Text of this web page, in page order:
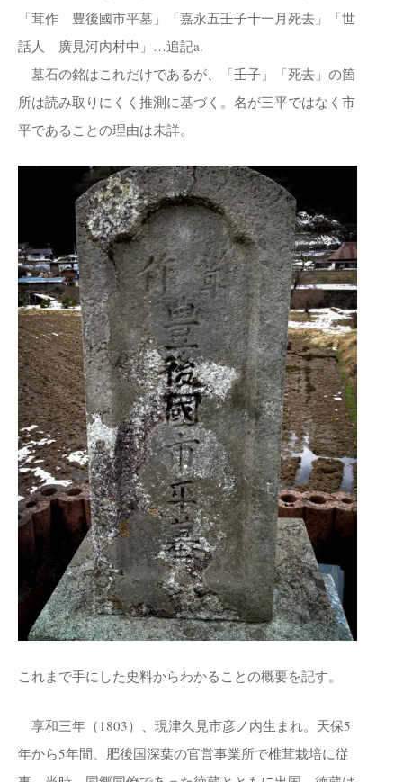
「茸作 豊後國市平墓」「嘉永五壬子十一月死去」「世
話人 廣見河内村中」…追記a.
墓石の銘はこれだけであるが、「壬子」「死去」の箇
所は読み取りにくく推測に基づく。名が三平ではなく市
平であることの理由は未詳。
これまで手にした史料からわかることの概要を記す。
享和三年（1803）、現津久見市彦ノ内生まれ。天保5
年から5年間、肥後国深葉の官営事業所で椎茸栽培に従